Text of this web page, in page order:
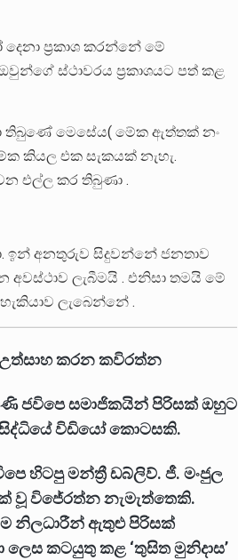
ප්‍රකාශ කරන්නේ මේ
ස්ථාවරය ප්‍රකාශයට පත් කළ
තිබුණේ මෙසේය( මේක ඇත්තක් නං
කියල එක සැකයක් නැහැ.
එල්ල කර තිබුණා .
ඉන් අනතුරුව සිදුවන්නේ ජනතාව
ලැබීමයි . එනිසා තමයි මේ
ලැබෙන්නේ .
කරන කවිරත්න
ජවිපෙ සමාජිකයින් පිරිසක් ඔහුට
සිද්ධියේ විඩියෝ කොටසකි.
හිටපු මන්ත්‍රී ඩබ්ලිව්. ජී. මංජුල
වූ විජේරත්න නැමැත්තෙකි.
නිලධාරීන් ඇතුළු පිරිසක්
කටයුතු කළ ‘තුසිත මුනිදාස’